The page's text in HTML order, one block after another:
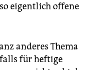
eigentlich offene
anderes Thema
für heftige